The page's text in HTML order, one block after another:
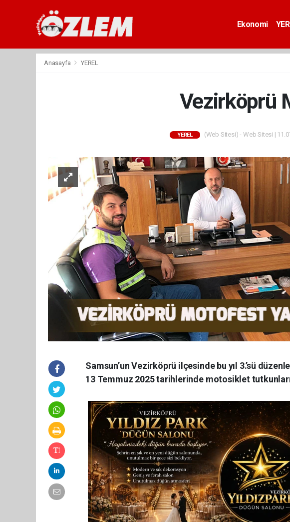
Ekonomi
Anasayfa YEREL
Vezirköprü
YEREL (Web Sitesi) - Web Sitesi |
Samsun’un Vezirköprü ilçesinde bu yıl 3.’sü
13 Temmuz 2025 tarihlerinde motosiklet